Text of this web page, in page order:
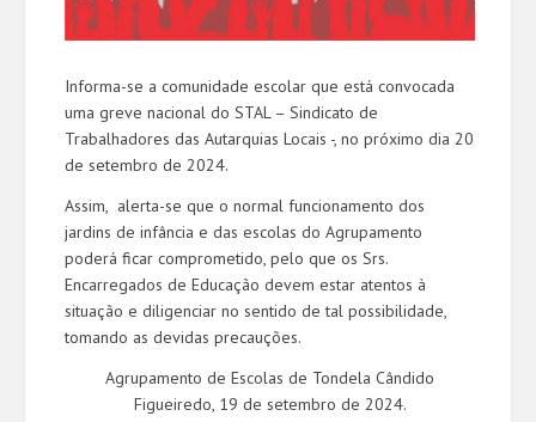
Informa-se a comunidade escolar que está convocada
uma greve nacional do STAL – Sindicato de
Trabalhadores das Autarquias Locais -, no próximo dia 20
de setembro de 2024.
Assim, alerta-se que o normal funcionamento dos
jardins de infância e das escolas do Agrupamento
poderá ficar comprometido, pelo que os Srs.
Encarregados de Educação devem estar atentos à
situação e diligenciar no sentido de tal possibilidade,
tomando as devidas precauções.
Agrupamento de Escolas de Tondela Cândido
Figueiredo, 19 de setembro de 2024.